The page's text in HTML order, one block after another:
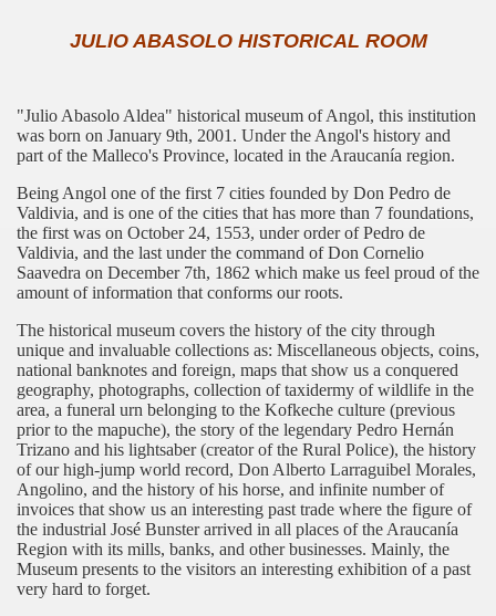
JULIO ABASOLO HISTORICAL ROOM
"Julio Abasolo Aldea" historical museum of Angol, this institution
was born on January 9th, 2001. Under the Angol's history and
part of the Malleco's Province, located in the Araucanía region.
Being Angol one of the first 7 cities founded by Don Pedro de
Valdivia, and is one of the cities that has more than 7 foundations,
the first was on October 24, 1553, under order of Pedro de
Valdivia, and the last under the command of Don Cornelio
Saavedra on December 7th, 1862 which make us feel proud of the
amount of information that conforms our roots.
The historical museum covers the history of the city through
unique and invaluable collections as: Miscellaneous objects, coins,
national banknotes and foreign, maps that show us a conquered
geography, photographs, collection of taxidermy of wildlife in the
area, a funeral urn belonging to the Kofkeche culture (previous
prior to the mapuche), the story of the legendary Pedro Hernán
Trizano and his lightsaber (creator of the Rural Police), the history
of our high-jump world record, Don Alberto Larraguibel Morales,
Angolino, and the history of his horse, and infinite number of
invoices that show us an interesting past trade where the figure of
the industrial José Bunster arrived in all places of the Araucanía
Region with its mills, banks, and other businesses. Mainly, the
Museum presents to the visitors an interesting exhibition of a past
very hard to forget.